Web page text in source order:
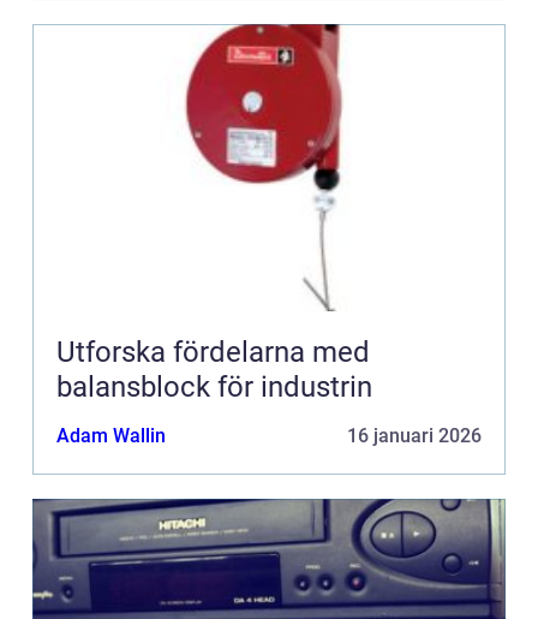
Utforska fördelarna med
balansblock för industrin
Adam Wallin 16 januari 2026